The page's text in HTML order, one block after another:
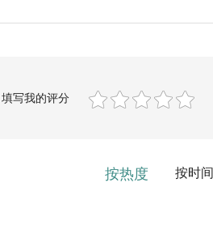
填写我的评分
按热度 按时间